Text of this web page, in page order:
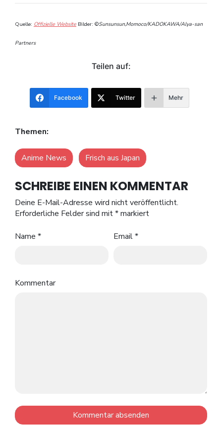
Quelle: Offizielle Website Bilder: ©Sunsunsun,Momoco/KADOKAWA/Alya-san
Partners
Teilen auf:
Facebook Twitter Mehr
Themen:
Anime News Frisch aus Japan
SCHREIBE EINEN KOMMENTAR
Deine E-Mail-Adresse wird nicht veröffentlicht.
Erforderliche Felder sind mit*markiert
Name * Email*
Kommentar